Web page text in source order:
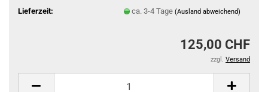
Lieferzeit:
ca. 3-4 Tage (Ausland abweichend)
125,00 CHF
zzgl. Versand